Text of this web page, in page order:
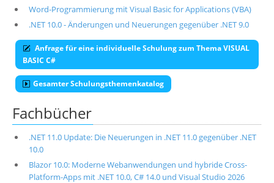
Word-Programmierung mit Visual Basic for Applications (VBA)
.NET 10.0 - Änderungen und Neuerungen gegenüber .NET 9.0
Anfrage für eine individuelle Schulung zum Thema VISUAL
BASIC C#
Gesamter Schulungsthemenkatalog
Fachbücher
.NET 11.0 Update: Die Neuerungen in .NET 11.0 gegenüber .NET
10.0
Blazor 10.0: Moderne Webanwendungen und hybride Cross-
Platform-Apps mit .NET 10.0, C# 14.0 und Visual Studio 2026